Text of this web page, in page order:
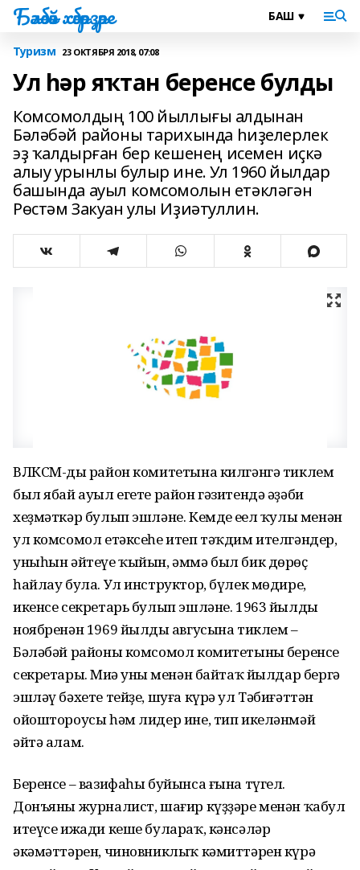
Бәләбәй хәбәрҙәре
Туризм 23 ОКТЯБРЯ 2018, 07:08
Ул һәр яҡтан беренсе булды
Комсомолдың 100 йыллығы алдынан
Бәләбәй районы тарихында һиҙелерлек
эҙ ҡалдырған бер кешенең исемен иҫкә
алыу урынлы булыр ине. Ул 1960 йылдар
башында ауыл комсомолын етәкләгән
Рөстәм Закуан улы Иҙиәтуллин.
ВЛКСМ-дың район комитетына килгәнгә тиклем
был ябай ауыл егете район гәзитендә әҙәби
хеҙмәткәр булып эшләне. Кемдең еңел ҡулы менән
ул комсомол етәксеһе итеп тәҡдим ителгәндер,
уныһын әйтеүе ҡыйын, әммә был бик дөрөҫ
һайлау була. Ул инструктор, бүлек мөдире,
икенсе секретарь булып эшләне. 1963 йылдың
ноябренән 1969 йылдың авгусына тиклем –
Бәләбәй районы комсомол комитетының беренсе
секретары. Миңә уның менән байтаҡ йылдар бергә
эшләү бәхете тейҙе, шуға күрә ул Тәбиғәттән
ойоштороусы һәм лидер ине, тип икеләнмәй
әйтә алам.
Беренсе – вазифаһы буйынса ғына түгел.
Донъяны журналист, шағир күҙҙәре менән ҡабул
итеүсе ижади кеше булараҡ, кәнсәләр
әкәмәттәрен, чиновниклыҡ кәмиттәрен күрә